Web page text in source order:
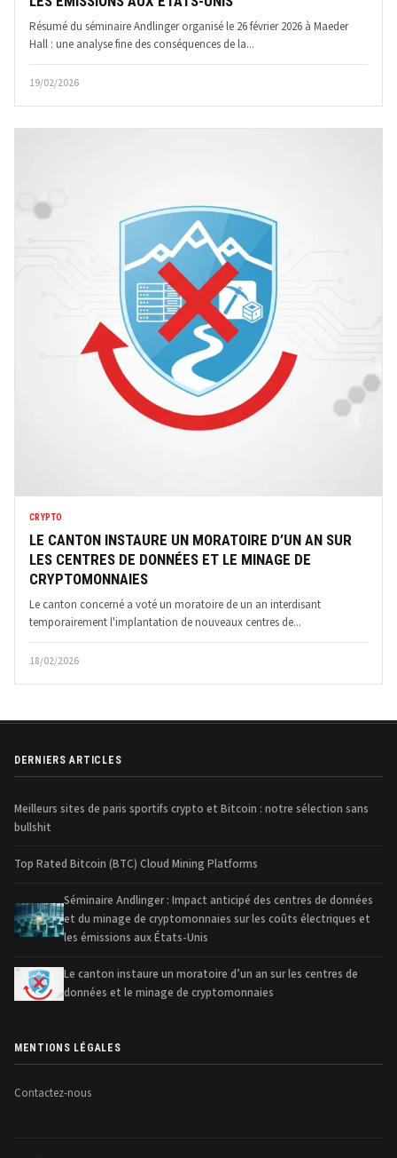
Résumé du séminaire Andlinger organisé le 26 février 2026 à Maeder
Hall : une analyse fine des conséquences de la...
19/02/2026
CRYPTO
LE CANTON INSTAURE UN MORATOIRE D’UN AN SUR
LES CENTRES DE DONNÉES ET LE MINAGE DE
CRYPTOMONNAIES
Le canton concerné a voté un moratoire de un an interdisant
temporairement l'implantation de nouveaux centres de...
18/02/2026
DERNIERS ARTICLES
Meilleurs sites de paris sportifs crypto et Bitcoin : notre sélection sans
bullshit
Top Rated Bitcoin (BTC) Cloud Mining Platforms
Séminaire Andlinger : Impact anticipé des centres de données
et du minage de cryptomonnaies sur les coûts électriques et
les émissions aux États-Unis
Le canton instaure un moratoire d’un an sur les centres de
données et le minage de cryptomonnaies
MENTIONS LÉGALES
Contactez-nous